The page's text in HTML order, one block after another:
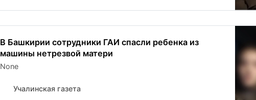
В Башкирии сотрудники ГАИ спасли ребенка из
машины нетрезвой матери
None
Учалинская газета